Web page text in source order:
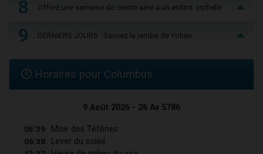
8 Offrez une semaine de centre aéré à un enfant orphelin
9 DERNIERS JOURS : Sauvez la jambe de Yohan
Horaires pour Columbus
9 Août 2026 - 26 Av 5786
05:39 Mise des Téfilines
06:38 Lever du soleil